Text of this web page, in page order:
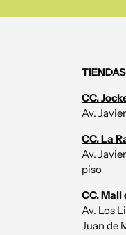
TIENDAS
CC.
Av.
CC. La
Av.
piso
CC. Mall
Av. Los
Juan de